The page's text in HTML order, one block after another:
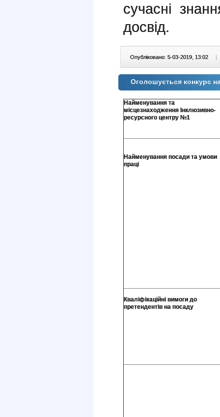
сучасні
досвід.
Опубліковано: 5-03-2019, 13:02 |
Оголошується конкурс
Найменування та
місцезнаходження Інклюзивно-
ресурсного центру №1
Найменування посади та умови
праці
Кваліфікаційні вимоги до
претендентів на посаду